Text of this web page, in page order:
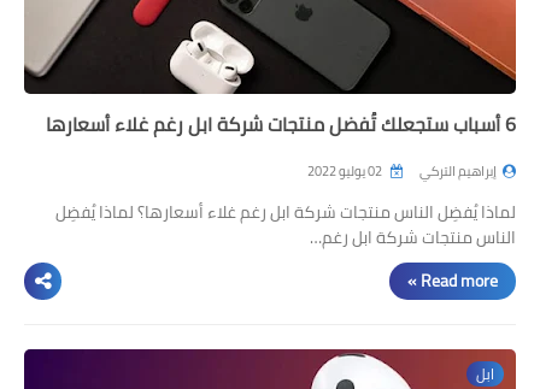
6 أسباب ستجعلك تُفضل منتجات شركة ابل رغم غلاء أسعارها
إبراهيم التركي
لماذا يُفضِل الناس منتجات شركة ابل رغم غلاء أسعارها؟ لماذا يُفضِل
الناس منتجات شركة ابل رغم…
Read more »
ابل